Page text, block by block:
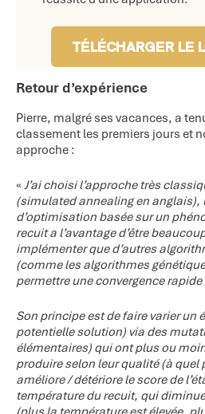
TÉLÉCHARGER LE
Retour d’expérience
Pierre, malgré ses vacances, a
classement les premiers jours et
approche :
« J’ai choisi l’approche très
(simulated annealing en anglais),
d’optimisation basée sur un
recuit a l’avantage d’être
implémenter que d’autres
(comme les algorithmes
permettre une convergence
Son principe est de faire varier un
potentielle solution) via des
élémentaires) qui ont plus ou
produire selon leur qualité (à
améliore / détériore le score de
température du recuit, qui